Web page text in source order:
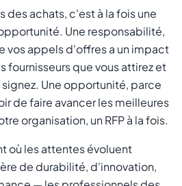
des achats, c'est à la fois une
Une responsabilité,
vos appels d'offres a un impact
fournisseurs que vous attirez et
Une opportunité, parce
de faire avancer les meilleures
organisation, un RFP à la fois.
où les attentes évoluent
de durabilité, d'innovation,